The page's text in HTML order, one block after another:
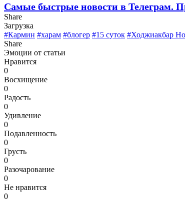
Самые быстрые новости в Телеграм.
Share
Загрузка
#Кармин #харам #блогер #15 суток #Ходжиакбар
Share
Эмоции от статьи
Нравится
0
Восхищение
0
Радость
0
Удивление
0
Подавленность
0
Грусть
0
Разочарование
0
Не нравится
0